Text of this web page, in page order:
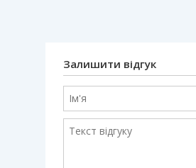
Залишити відгук